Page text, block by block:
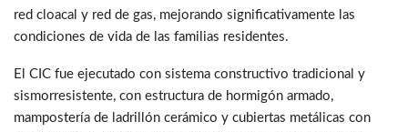
red cloacal y red de gas, mejorando significativamente las
condiciones de vida de las familias residentes.
El CIC fue ejecutado con sistema constructivo tradicional y
sismorresistente, con estructura de hormigón armado,
mampostería de ladrillón cerámico y cubiertas metálicas con